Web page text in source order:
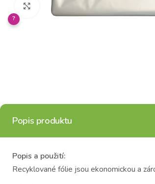
Klikněte pro zvětšení
?
Popis produktu
Popis a použití:
Recyklované fólie jsou ekonomickou a